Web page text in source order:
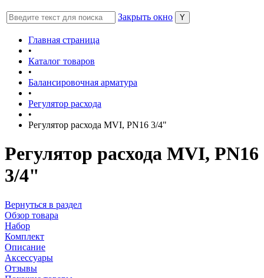
Закрыть окно
Главная страница
•
Каталог товаров
•
Балансировочная арматура
•
Регулятор расхода
•
Регулятор расхода MVI, PN16 3/4"
Регулятор расхода MVI, PN16
3/4"
Вернуться в раздел
Обзор товара
Набор
Комплект
Описание
Аксессуары
Отзывы